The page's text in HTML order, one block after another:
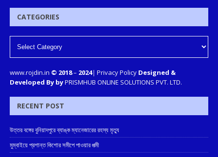
CATEGORIES
www.rojdin.in © 2018– 2024| Privacy Policy Designed &
Developed By byPRISMHUB ONLINE SOLUTIONS PVT. LTD.
RECENT POST
উত্তর বঙ্গের বুনিয়াদপুরে ব্যাঙ্ক ম্যানেজারের রহস্য মৃত্যু
মুম্বাইয়ে প্রশান্ত কিশোর সমীপে পাওয়ার পত্মী